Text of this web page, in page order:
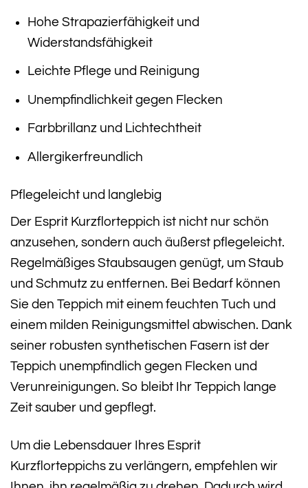
Hohe Strapazierfähigkeit und
Widerstandsfähigkeit
Leichte Pflege und Reinigung
Unempfindlichkeit gegen Flecken
Farbbrillanz und Lichtechtheit
Allergikerfreundlich
Pflegeleicht und langlebig
Der Esprit Kurzflorteppich ist nicht nur schön
anzusehen, sondern auch äußerst pflegeleicht.
Regelmäßiges Staubsaugen genügt, um Staub
und Schmutz zu entfernen. Bei Bedarf können
Sie den Teppich mit einem feuchten Tuch und
einem milden Reinigungsmittel abwischen. Dank
seiner robusten synthetischen Fasern ist der
Teppich unempfindlich gegen Flecken und
Verunreinigungen. So bleibt Ihr Teppich lange
Zeit sauber und gepflegt.
Um die Lebensdauer Ihres Esprit
Kurzflorteppichs zu verlängern, empfehlen wir